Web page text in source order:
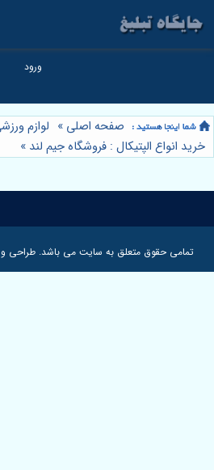
صفحه اصلی » لوازم
خرید انواع الپتیکال : فروشگاه جیم لند »
تمامی حقوق متعلق به سایت می باشد. طراحی